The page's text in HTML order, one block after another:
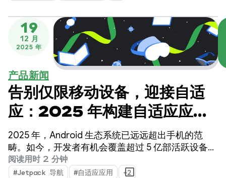
19
12 月
2025 年
产品新闻
告别仅限移动设备，迎接自适
应：2025 年构建自适应应用
的三项重要更新
2025 年，Android 生态系统已远远超出手机的范
畴。如今，开发者有机会覆盖超过 5 亿部活跃设备，
包括可折叠设备、平板电脑、XR 设备、
Chromebook 和兼容车载设备。
阅读用时 2 分钟
#Jetpack 导航 #自适应应用 +2